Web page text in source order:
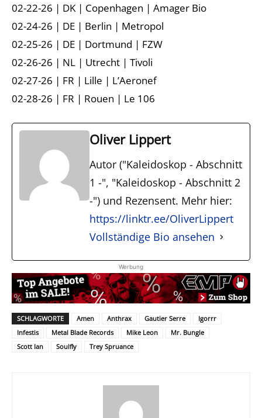
02-22-26 | DK | Copenhagen | Amager Bio
02-24-26 | DE | Berlin | Metropol
02-25-26 | DE | Dortmund | FZW
02-26-26 | NL | Utrecht | Tivoli
02-27-26 | FR | Lille | L’Aeronef
02-28-26 | FR | Rouen | Le 106
Oliver Lippert
Autor ("Kaleidoskop - Abschnitt
1 -", "Kaleidoskop - Abschnitt 2
-") und Rezensent. Mehr hier:
https://linktr.ee/OliverLippert
Vollständige Bio ansehen
Werbung
SCHLAGWORTE Amen Anthrax Gautier Serre
Igorrr
Infestis
Metal Blade Records Mike Leon
Mr. Bungle
Scott Ian
Soulfly Trey Spruance